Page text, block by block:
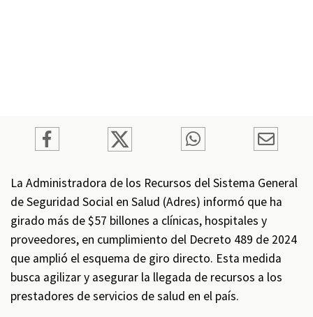
La Administradora de los Recursos del Sistema General
de Seguridad Social en Salud (Adres) informó que ha
girado más de $57 billones a clínicas, hospitales y
proveedores, en cumplimiento del Decreto 489 de 2024
que amplió el esquema de giro directo. Esta medida
busca agilizar y asegurar la llegada de recursos a los
prestadores de servicios de salud en el país.